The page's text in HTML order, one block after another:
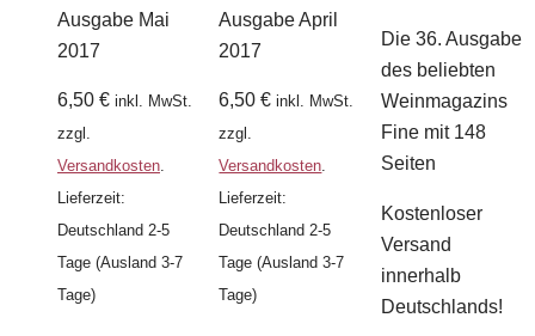
Ausgabe Mai
2017
6,50 € inkl. MwSt.
zzgl.
Versandkosten
Lieferzeit:
Deutschland 2-5
Tage (Ausland 3-7
Tage)
Ausgabe April
2017
6,50€ inkl. MwSt.
zzgl.
Versandkosten
Lieferzeit:
Deutschland 2-5
Tage (Ausland 3-7
Tage)
Die 36. Ausgabe
des beliebten
Weinmagazins
Fine mit 148
Seiten
Kostenloser
Versand
innerhalb
Deutschlands!